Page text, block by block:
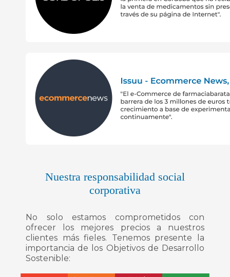
Nuestra responsabilidad social
corporativa
No solo estamos comprometidos con
ofrecer los mejores precios a nuestros
clientes más fieles. Tenemos presente la
importancia de los Objetivos de Desarrollo
Sostenible: